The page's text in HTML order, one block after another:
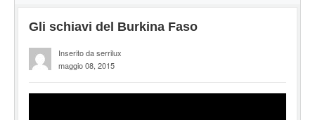
Gli schiavi del Burkina Faso
Inserito da serrilux
maggio 08, 2015